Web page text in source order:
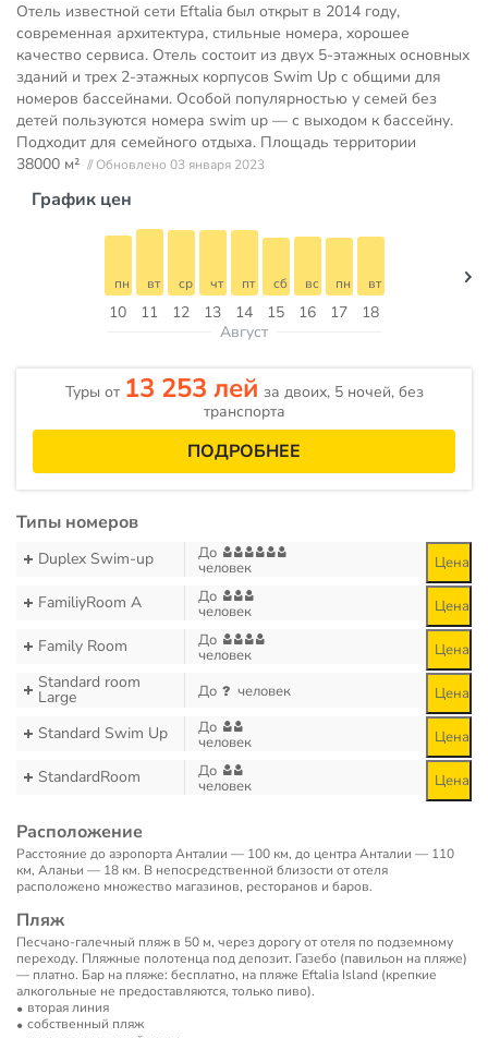
Отель известной сети Eftalia был открыт в 2014 году,
современная архитектура, стильные номера, хорошее
качество сервиса. Отель состоит из двух 5-этажных основных
зданий и трех 2-этажных корпусов Swim Up с общими для
номеров бассейнами. Особой популярностью у семей без
детей пользуются номера swim up — с выходом к бассейну.
Подходит для семейного отдыха. Площадь территории
38000 м² // Обновлено 03 января 2023
График цен
10
пн
11
вт
12
ср
13
чт
14
пт
15
сб
16
вс
17
пн
18
вт
Август
Туры от 13 253 лей за двоих, 5 ночей, без
транспорта
ПОДРОБНЕЕ
Типы номеров
Duplex Swim-up До
человек Цена
FamiliyRoom A До
человек Цена
Family Room До
человек Цена
Standard room
Large До человек Цена
Standard Swim Up До
человек Цена
StandardRoom До
человек Цена
Расположение
Расстояние до аэропорта Анталии — 100 км, до центра Анталии — 110
км, Аланьи — 18 км. В непосредственной близости от отеля
расположено множество магазинов, ресторанов и баров.
Пляж
Песчано-галечный пляж в 50 м, через дорогу от отеля по подземному
переходу. Пляжные полотенца под депозит. Газебо (павильон на пляже)
— платно. Бар на пляже: бесплатно, на пляже Eftalia Island (крепкие
алкогольные не предоставляются, только пиво).
вторая линия
собственный пляж